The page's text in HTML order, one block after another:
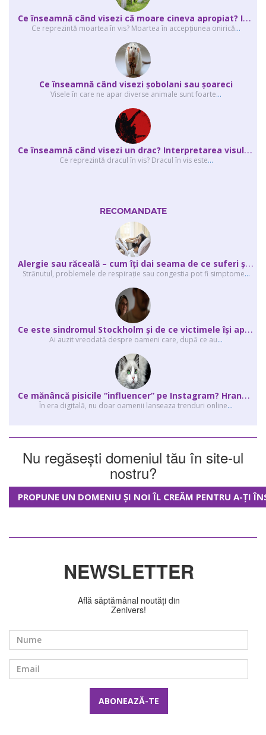
C
e înseamnă când visezi că moare cineva apropiat? Interpretarea visului în ...
Ce reprezintă moartea în vis? Moartea în accepţiunea onirică...
Ce înseamnă când visezi şobolani sau şoareci
Visele în care ne apar diverse animale sunt foarte...
C
e înseamnă când visezi un drac? Interpretarea visului în care apar unul sau...
Ce reprezintă dracul în vis? Dracul în vis este...
RECOMANDATE
A
lergie sau răceală – cum îţi dai seama de ce suferi și de ce conteaz...
Strănutul, problemele de respirație sau congestia pot fi simptome...
C
e este sindromul Stockholm și de ce victimele își apără agresorii.
Ai auzit vreodată despre oameni care, după ce au...
C
e mănâncă pisicile “influencer” pe Instagram? Hrana lor virală
În era digitală, nu doar oamenii lanseaza trenduri online...
Nu regăsești domeniul tău în site-ul
nostru?
PROPUNE UN DOMENIU ȘI NOI ÎL CREĂM PENTRU A-ȚI
NEWSLETTER
Află săptămânal noutăți din
Zenivers!